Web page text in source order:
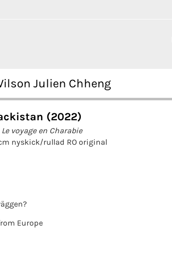
Julien Chheng
(2022)
voyage en Charabie
nyskick/rullad RO original
Europe